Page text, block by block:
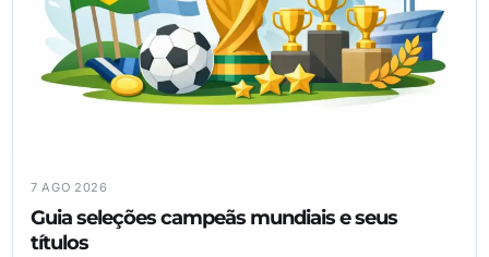
7 AGO 2026
Guia seleções campeãs mundiais e seus
títulos